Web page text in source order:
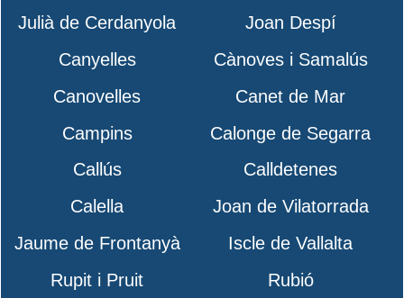
Julià de Cerdanyola
Joan Despí
Canyelles
Cànoves i Samalús
Canovelles
Canet de Mar
Campins
Calonge de Segarra
Callús
Calldetenes
Calella
Joan de Vilatorrada
Jaume de Frontanyà
Iscle de Vallalta
Rupit i Pruit
Rubió